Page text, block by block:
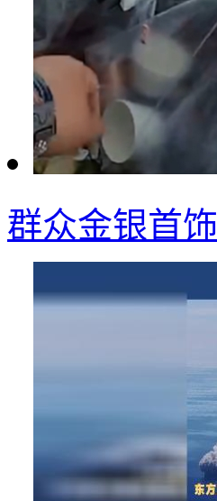
群众金银首